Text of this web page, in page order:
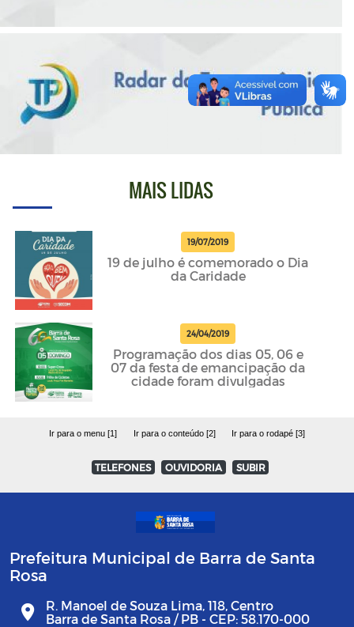
MAIS LIDAS
19/07/2019
19 de julho é comemorado o Dia
da Caridade
24/04/2019
Programação dos dias 05, 06 e
07 da festa de emancipação da
cidade foram divulgadas
Ir para o menu [1] Ir para o conteúdo [2] Ir para o rodapé [3]
TELEFONES OUVIDORIA SUBIR
Prefeitura Municipal de Barra de Santa
Rosa
R. Manoel de Souza Lima, 118, Centro
Barra de Santa Rosa / PB - CEP: 58.170-000